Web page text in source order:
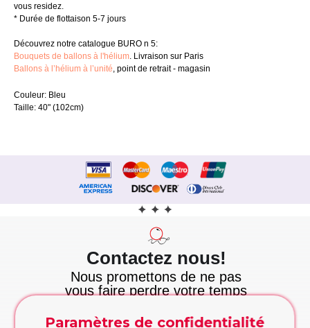
vous residez.
* Durée de flottaison 5-7 jours
Découvrez notre catalogue BURO n 5:
Bouquets de ballons à l'hélium. Livraison sur Paris
Ballons à l’hélium à l’unité, point de retrait - magasin
Couleur: Bleu
Taille: 40" (102cm)
Contactez nous!
Nous promettons de ne pas
vous faire perdre votre temps
promesse!
Paramètres de confidentialité